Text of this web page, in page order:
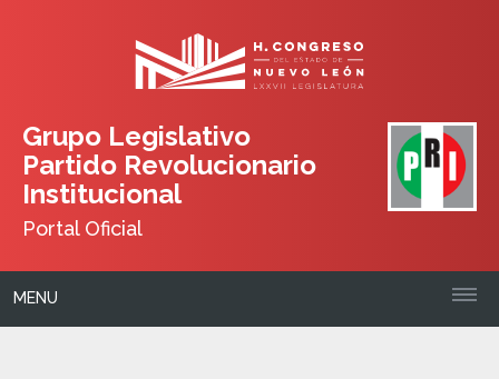
Grupo Legislativo
Partido Revolucionario
Institucional
Portal Oficial
MENU